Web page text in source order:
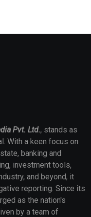
Pvt. Ltd., stands as
With a keen focus on
banking and
investment tools,
and beyond, it
reporting. Since its
as the nation's
by a team of